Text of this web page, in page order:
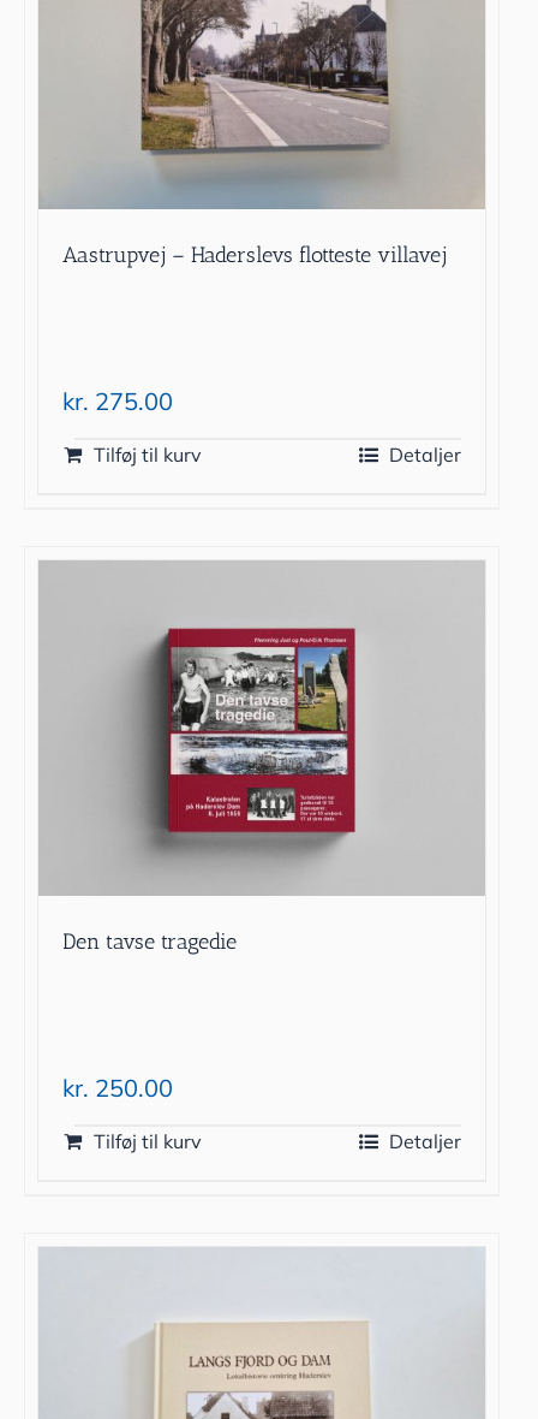
Aastrupvej – Haderslevs flotteste villavej
kr. 275.00
Tilføj til kurv Detaljer
Den tavse tragedie
kr. 250.00
Tilføj til kurv Detaljer